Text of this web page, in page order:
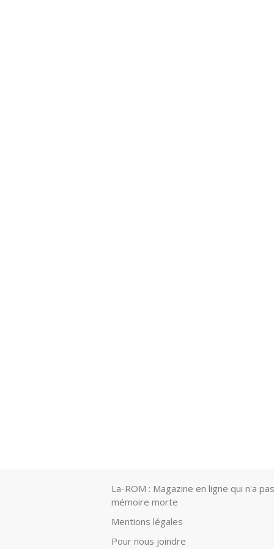
La-ROM : Magazine en ligne qui n'a
mémoire morte
Mentions légales
Pour nous joindre